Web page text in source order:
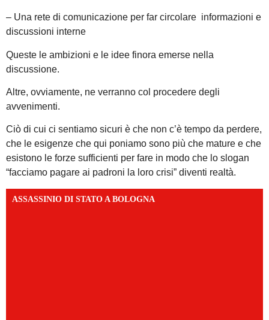
– Una rete di comunicazione per far circolare informazioni e
discussioni interne
Queste le ambizioni e le idee finora emerse nella
discussione.
Altre, ovviamente, ne verranno col procedere degli
avvenimenti.
Ciò di cui ci sentiamo sicuri è che non c’è tempo da perdere,
che le esigenze che qui poniamo sono più che mature e che
esistono le forze sufficienti per fare in modo che lo slogan
“facciamo pagare ai padroni la loro crisi” diventi realtà.
ASSASSINIO DI STATO A BOLOGNA